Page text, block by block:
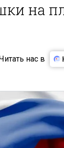
на
нас в